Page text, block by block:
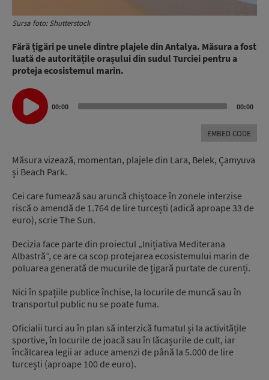
Sursa foto: Shutterstock
Fără țigări pe unele dintre plajele din Antalya. Măsura a fost
luată de autoritățile orașului din sudul Turciei pentru a
proteja ecosistemul marin.
Audio
Player
00:00 00:00
EMBED CODE
Măsura vizează, momentan, plajele din Lara, Belek, Çamyuva
și Beach Park.
Cei care fumează sau aruncă chiștoace în zonele interzise
riscă o amendă de 1.764 de lire turcești (adică aproape 33 de
euro), scrie The Sun.
Decizia face parte din proiectul „Inițiativa Mediterana
Albastră”, ce are ca scop protejarea ecosistemului marin de
poluarea generată de mucurile de țigară purtate de curenți.
Nici în spațiile publice închise, la locurile de muncă sau în
transportul public nu se poate fuma.
Oficialii turci au în plan să interzică fumatul și la activitățile
sportive, în locurile de joacă sau în lăcașurile de cult, iar
încălcarea legii ar aduce amenzi de până la 5.000 de lire
turcești (aproape 100 de euro).